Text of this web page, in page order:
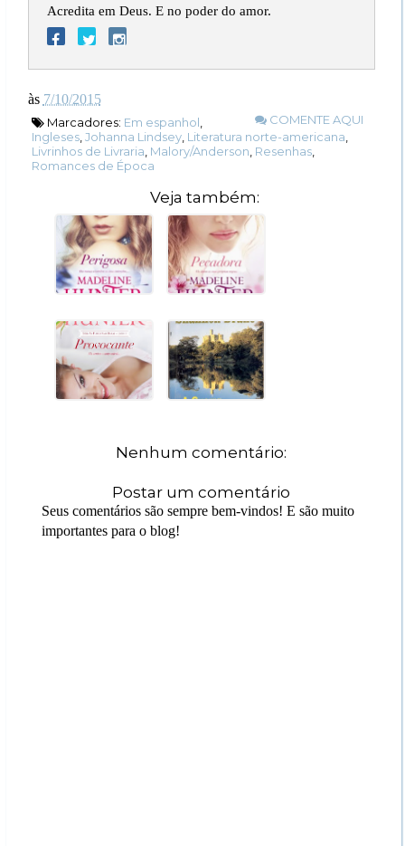
Acredita em Deus. E no poder do amor.
às 7/10/2015
COMENTE AQUI
Marcadores: Em espanhol
Ingleses, Johanna Lindsey, Literatura norte-americana
Livrinhos de Livraria Malory/Anderson Resenhas,
Romances de Época
Veja também:
Nenhum comentário:
Postar um comentário
Seus comentários são sempre bem-vindos! E são muito
importantes para o blog!